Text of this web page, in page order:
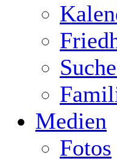
Medien
Fotos